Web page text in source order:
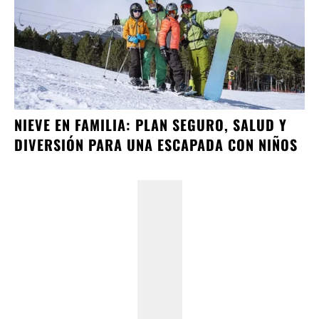
NIEVE EN FAMILIA: PLAN SEGURO, SALUD Y
DIVERSIÓN PARA UNA ESCAPADA CON NIÑOS